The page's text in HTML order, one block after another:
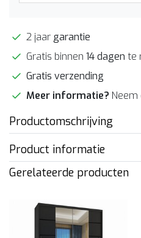
2 jaar garantie
Gratis binnen 14 dagen te
Gratis verzending
Meer informatie?
Productomschrijving
Product informatie
Gerelateerde producten